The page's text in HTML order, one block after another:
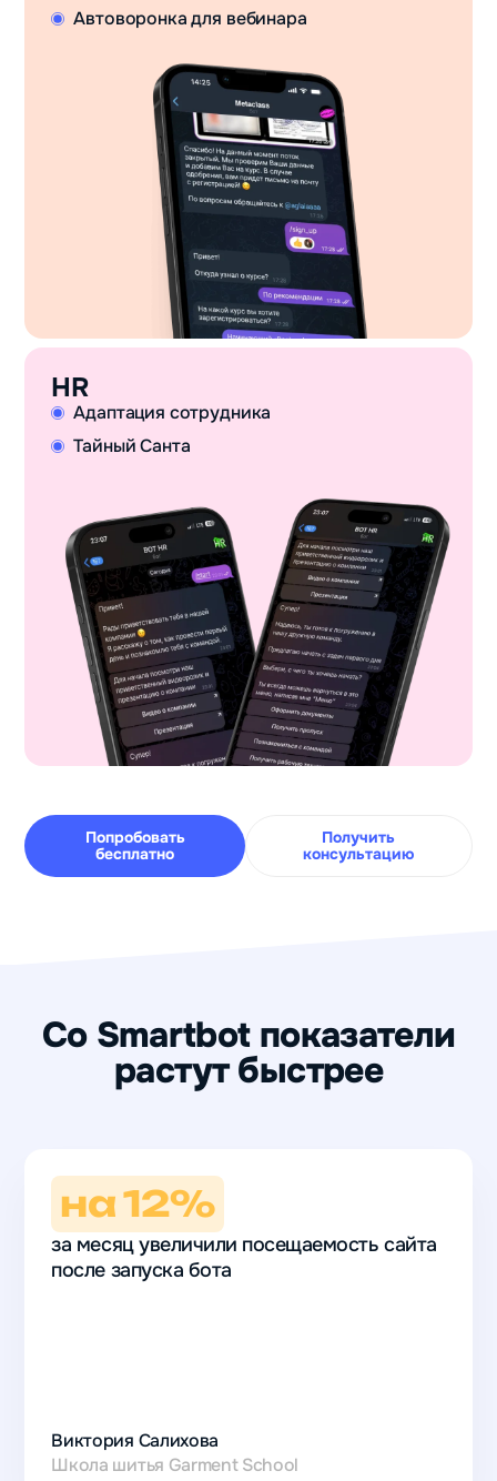
Автоворонка для вебинара
HR
Адаптация сотрудника
Тайный Санта
Попробовать
бесплатно
Получить
консультацию
Со Smartbot показатели
растут быстрее
на 12%
за месяц увеличили посещаемость сайта
после запуска бота
Виктория Салихова
Школа шитья Garment School
сайта